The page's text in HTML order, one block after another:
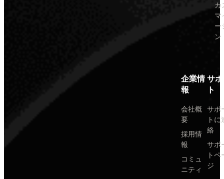
カ
マ
ー
ン
企業情
報
会社概
要
採用情
報
コミュ
ニティ
サ
ト
サポ
トに
絡
サポ
トペ
ジ